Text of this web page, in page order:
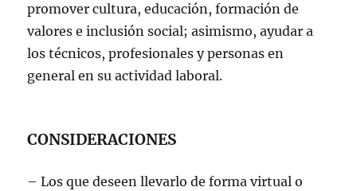
promover cultura, educación, formación de
valores e inclusión social; asimismo, ayudar a
los técnicos, profesionales y personas en
general en su actividad laboral.
CONSIDERACIONES
– Los que deseen llevarlo de forma virtual o